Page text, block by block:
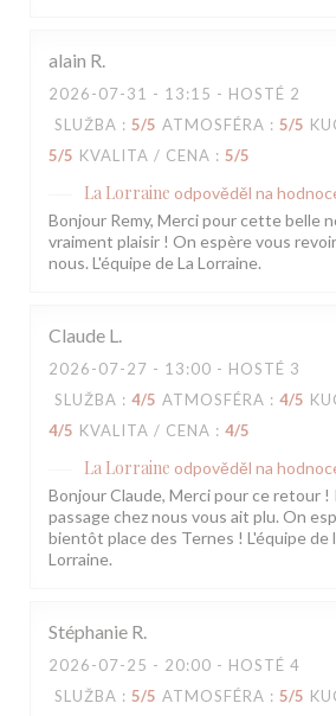
alain R
2026-07-31 - 13:15 - HOSTÉ 2
SLUŽBA : 5/5 ATMOSFÉRA : 5/5
5/5 KVALITA / CENA : 5/5
La Lorraine odpověděl na
Bonjour Remy, Merci pour cette belle
vraiment plaisir ! On espère vous
nous. L'équipe de La Lorraine.
Claude L
2026-07-27 - 13:00 - HOSTÉ 3
SLUŽBA : 4/5 ATMOSFÉRA : 4/5
4/5 KVALITA / CENA : 4/5
La Lorraine odpověděl na
Bonjour Claude, Merci pour ce retour !
passage chez nous vous ait plu. On
bientôt place des Ternes ! L'équipe de
Lorraine.
Stéphanie R
2026-07-25 - 20:00 - HOSTÉ 4
SLUŽBA : 5/5 ATMOSFÉRA : 5/5